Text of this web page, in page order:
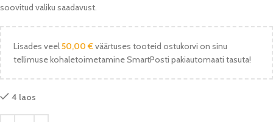
soovitud valiku saadavust.
Lisades veel50,00 €väärtuses tooteid ostukorvi on sinu
tellimuse kohaletoimetamine SmartPosti pakiautomaati tasuta!
4 laos